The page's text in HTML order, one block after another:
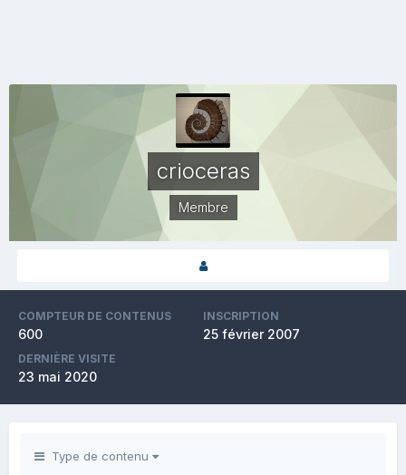
crioceras
Membre
COMPTEUR DE CONTENUS
600
INSCRIPTION
25 février 2007
DERNIÈRE VISITE
23 mai 2020
Type de contenu